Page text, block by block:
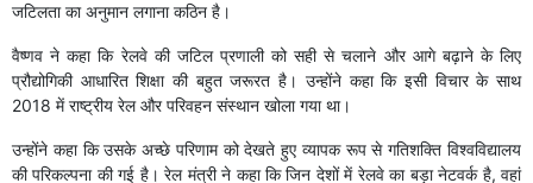
जटिलता का अनुमान लगाना कठिन है।
वैष्णव ने कहा कि रेलवे की जटिल प्रणाली को सही से चलाने और आगे बढ़ाने के लिए
प्रौद्योगिकी आधारित शिक्षा की बहुत जरूरत है। उन्होंने कहा कि इसी विचार के साथ
2018 में राष्ट्रीय रेल और परिवहन संस्थान खोला गया था।
उन्होंने कहा कि उसके अच्छे परिणाम को देखते हुए व्यापक रूप से गतिशक्ति विश्वविद्यालय
की परिकल्पना की गई है। रेल मंत्री ने कहा कि जिन देशों में रेलवे का बड़ा नेटवर्क है, वहां